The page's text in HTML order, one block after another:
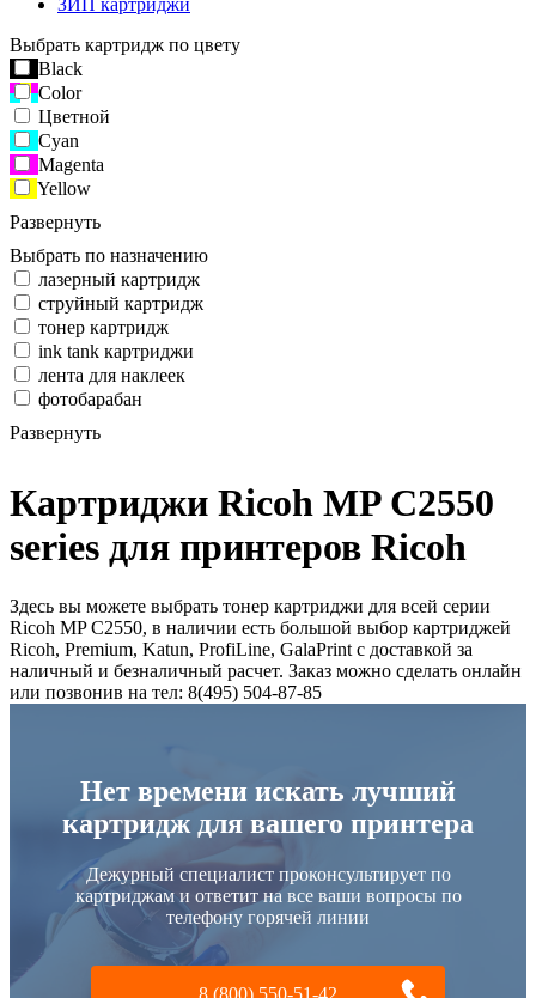
ЗИП картриджи
Выбрать картридж по цвету
Black
Color
Цветной
Cyan
Magenta
Yellow
Развернуть
Выбрать по назначению
лазерный картридж
струйный картридж
тонер картридж
ink tank картриджи
лента для наклеек
фотобарабан
Развернуть
Картриджи Ricoh MP C2550
series для принтеров Ricoh
Здесь вы можете выбрать тонер картриджи для всей серии
Ricoh MP C2550, в наличии есть большой выбор картриджей
Ricoh, Premium, Katun, ProfiLine, GalaPrint с доставкой за
наличный и безналичный расчет. Заказ можно сделать онлайн
или позвонив на тел: 8(495) 504-87-85
Нет времени искать лучший
картридж для вашего принтера
Дежурный специалист проконсультирует по
картриджам и ответит на все ваши вопросы по
телефону горячей линии
8 (800) 550-51-42